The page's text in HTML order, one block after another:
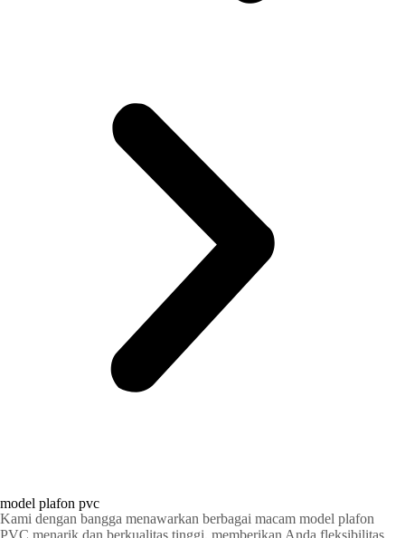
model plafon pvc
Kami dengan bangga menawarkan berbagai macam model plafon
PVC menarik dan berkualitas tinggi, memberikan Anda fleksibilitas